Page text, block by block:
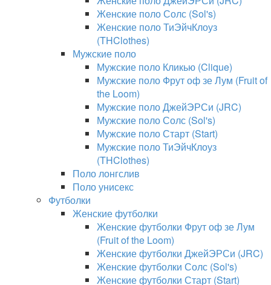
Женские поло Солс (Sol's)
Женские поло ТиЭйчКлоуз
(THClothes)
Мужские поло
Мужские поло Кликью (Clique)
Мужские поло Фрут оф зе Лум (Fruit of
the Loom)
Мужские поло ДжейЭРСи (JRC)
Мужские поло Солс (Sol's)
Мужские поло Старт (Start)
Мужские поло ТиЭйчКлоуз
(THClothes)
Поло лонгслив
Поло унисекс
Футболки
Женские футболки
Женские футболки Фрут оф зе Лум
(Fruit of the Loom)
Женские футболки ДжейЭРСи (JRC)
Женские футболки Солс (Sol's)
Женские футболки Старт (Start)